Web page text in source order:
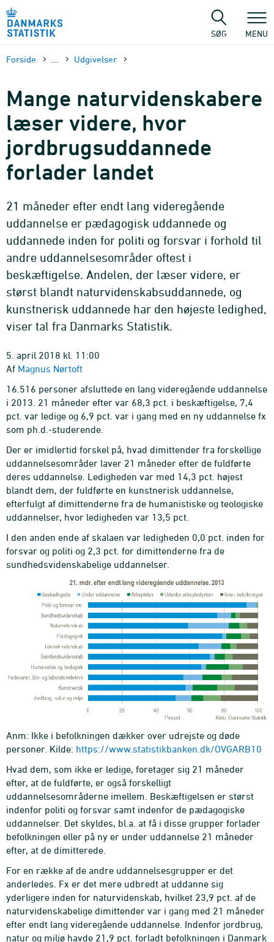
sidens
SØG MENU
Forside Udgivelser
Mange naturviden­skabere
læser videre, hvor
jordbrugs­uddannede
forlader landet
21 måneder efter endt lang videregående
uddannelse er pædagogisk uddannede og
uddannede inden for politi og forsvar i forhold til
andre uddannelsesområder oftest i
beskæftigelse. Andelen, der læser videre, er
størst blandt naturvidenskabsuddannede, og
kunstnerisk uddannede har den højeste ledighed,
viser tal fra Danmarks Statistik.
5. april 2018 kl. 11:00
Af Magnus Nørtoft
16.516 personer afsluttede en lang videregående uddannelse
i 2013. 21 måneder efter var 68,3 pct. i beskæftigelse, 7,4
pct. var ledige og 6,9 pct. var i gang med en ny uddannelse fx
som ph.d.-studerende.
Der er imidlertid forskel på, hvad dimittender fra forskellige
uddannelsesområder laver 21 måneder efter de fuldførte
deres uddannelse. Ledigheden var med 14,3 pct. højest
blandt dem, der fuldførte en kunstnerisk uddannelse,
efterfulgt af dimittenderne fra de humanistiske og teologiske
uddannelser, hvor ledigheden var 13,5 pct.
I den anden ende af skalaen var ledigheden 0,0 pct. inden for
forsvar og politi og 2,3 pct. for dimittenderne fra de
sundhedsvidenskabelige uddannelser.
Anm: Ikke i befolkningen dækker over udrejste og døde
personer. Kilde: https://www.statistikbanken.dk/OVGARB10
Hvad dem, som ikke er ledige, foretager sig 21 måneder
efter, at de fuldførte, er også forskelligt
uddannelsesområderne imellem. Beskæftigelsen er størst
indenfor politi og forsvar samt indenfor de pædagogiske
uddannelser. Det skyldes, bl.a. at få i disse grupper forlader
befolkningen eller på ny er under uddannelse 21 måneder
efter, at de dimitterede.
For en række af de andre uddannelsesgrupper er det
anderledes. Fx er det mere udbredt at uddanne sig
yderligere inden for naturvidenskab, hvilket 23,9 pct. af de
naturvidenskabelige dimittender var i gang med 21 måneder
efter endt lang videregående uddannelse. Indenfor jordbrug,
natur og miljø havde 21,9 pct. forladt befolkningen i Danmark